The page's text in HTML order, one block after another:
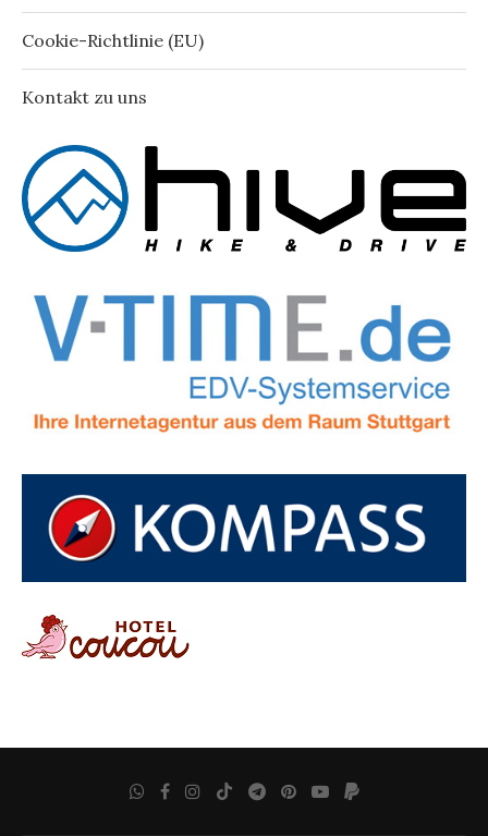
Cookie-Richtlinie (EU)
Kontakt zu uns